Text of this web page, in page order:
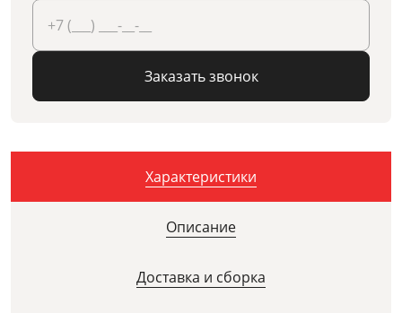
Заказать звонок
Характеристики
Описание
Доставка и сборка